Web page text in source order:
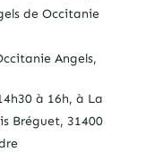
de Occitanie
Angels,
à 16h, à La
Bréguet, 31400